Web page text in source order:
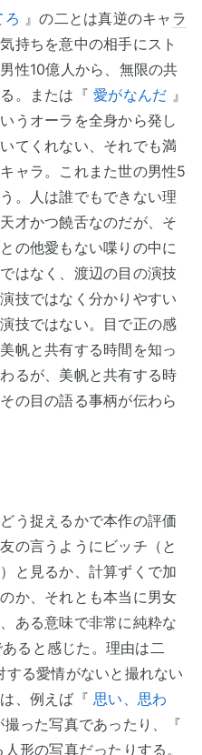
ろ 』の二とは真逆のキャ ラ
持ちを意中の相手にスト
性10億人から、無限の共
。または『 愛がなんだ 』
うオーラを全身から発し
てくれない、それでも満
ャラ。これまた世の男性5
。人は誰でもできない理
才かつ饒舌なのだが、そ
の他愛もない喋りの中に
はなく、渡辺の目の演技
技ではなく分かりやすい
技ではない。目で正の感
帆と共有する時間を知っ
るが、美帆と共有する時
の目の語る事柄が伝わら
う捉えるかで本作の評価
の言うようにビッチ（と
と見るか、計算ずくで加
か、それとも本当に男女
ある意味で非常に純粋な
ると感じた。理由は二
る愛情がないと撮れない
、例えば『 思い、思わ
撮った写真であったり、『
形の写真だったりする。